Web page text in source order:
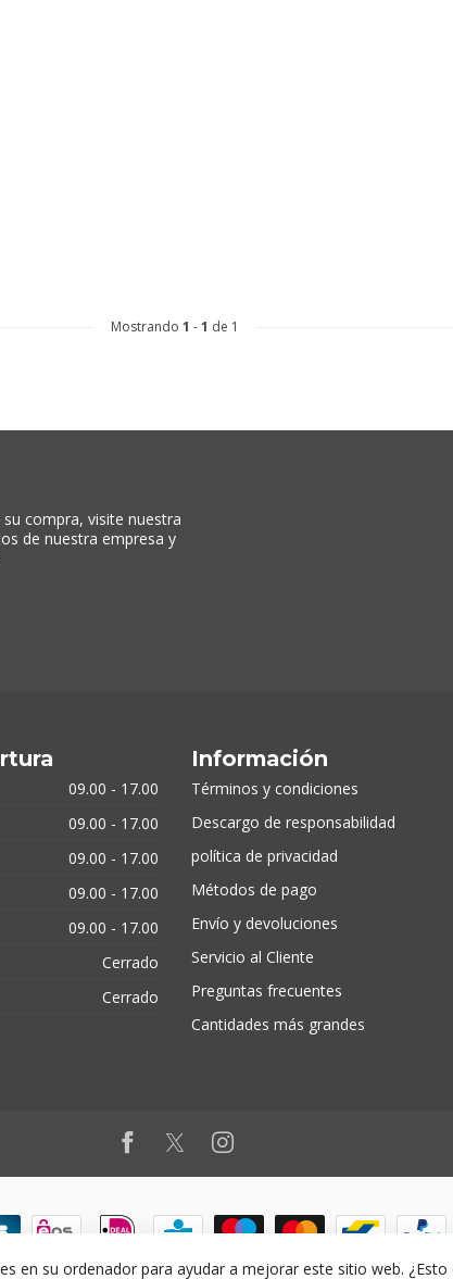
Mostrando 1 -1 de 1
compra, visite nuestra
de nuestra empresa y
09.00 - 17.00
09.00 - 17.00
09.00 - 17.00
09.00 - 17.00
09.00 - 17.00
Cerrado
Cerrado
Información
Términos y condiciones
Descargo de responsabilidad
política de privacidad
Métodos de pago
Envío y devoluciones
Servicio al Cliente
Preguntas frecuentes
Cantidades más grandes
© Copyright 2026
en su ordenador para ayudar a mejorar este sitio web. ¿Esto